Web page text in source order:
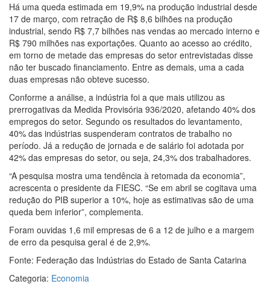
Há uma queda estimada em 19,9% na produção industrial desde
17 de março, com retração de R$ 8,6 bilhões na produção
industrial, sendo R$ 7,7 bilhões nas vendas ao mercado interno e
R$ 790 milhões nas exportações. Quanto ao acesso ao crédito,
em torno de metade das empresas do setor entrevistadas disse
não ter buscado financiamento. Entre as demais, uma a cada
duas empresas não obteve sucesso.
Conforme a análise, a indústria foi a que mais utilizou as
prerrogativas da Medida Provisória 936/2020, afetando 40% dos
empregos do setor. Segundo os resultados do levantamento,
40% das indústrias suspenderam contratos de trabalho no
período. Já a redução de jornada e de salário foi adotada por
42% das empresas do setor, ou seja, 24,3% dos trabalhadores.
“A pesquisa mostra uma tendência à retomada da economia”,
acrescenta o presidente da FIESC. “Se em abril se cogitava uma
redução do PIB superior a 10%, hoje as estimativas são de uma
queda bem inferior”, complementa.
Foram ouvidas 1,6 mil empresas de 6 a 12 de julho e a margem
de erro da pesquisa geral é de 2,9%.
Fonte: Federação das Indústrias do Estado de Santa Catarina
Categoria: Economia